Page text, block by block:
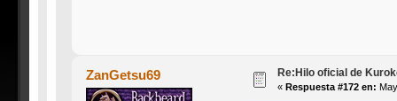
ZanGetsu69 Re:Hilo oficial de
« Respuesta #172 en: